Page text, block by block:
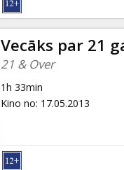
Vecāks par 21
21 & Over
1h 33min
Kino no: 17.05.2013